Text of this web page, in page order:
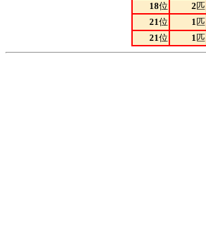
18位 2匹
21位 1匹
21位 1匹